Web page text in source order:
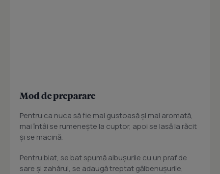
Mod de preparare
Pentru ca nuca să fie mai gustoasă şi mai aromată,
mai întâi se rumeneşte la cuptor, apoi se lasă la răcit
şi se macină.
Pentru blat, se bat spumă albuşurile cu un praf de
sare şi zahărul, se adaugă treptat gălbenuşurile,